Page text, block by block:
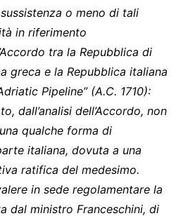
o meno di tali
in riferimento
tra la Repubblica di
greca e la Repubblica italiana
Pipeline” (A.C. 1710):
dall’analisi dell’Accordo, non
qualche forma di
italiana, dovuta a una
ratifica del medesimo.
in sede regolamentare la
dal ministro Franceschini, di